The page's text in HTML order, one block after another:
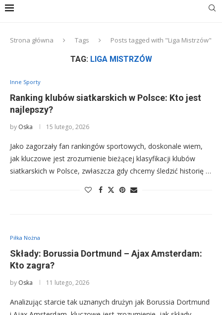
Strona główna Tags Posts tagged with "Liga Mistrzów"
TAG: LIGA MISTRZÓW
Inne Sporty
Ranking klubów siatkarskich w Polsce: Kto jest
najlepszy?
by Oska 15 lutego, 2026
Jako zagorzały fan rankingów sportowych, doskonale wiem,
jak kluczowe jest zrozumienie bieżącej klasyfikacji klubów
siatkarskich w Polsce, zwłaszcza gdy chcemy śledzić historię …
Piłka Nożna
Składy: Borussia Dortmund – Ajax Amsterdam:
Kto zagra?
by Oska 11 lutego, 2026
Analizując starcie tak uznanych drużyn jak Borussia Dortmund